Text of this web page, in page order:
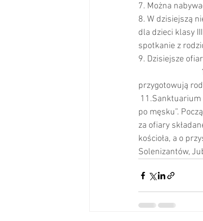
7. Można
8. W dzisiejszą
dla dzieci klasy
spotkanie z
9. Dzisiejsze
po męsku”.
za ofiary
kościoła, a o
Solenizantów,